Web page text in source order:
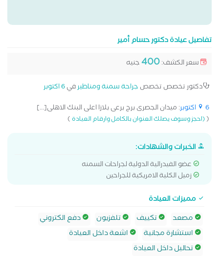
تفاصيل عيادة دكتور حسام أمير
سعر الكشف:400 جنيه
دكتور تخصص تخصص جراحة سمنة ومناظيرفي6 اكتوبر
6 اكتوبر
: ميدان الجصرى برج برعى بلازا اعلى البنك الاهلى[...]
((احجز وسوف يصلك العنوان بالكامل وارقام العيادة)
الخبرات والشهادات:
عضو الفيدرالية الدولية لجراحات السمنه
زميل الكلية الامريكية للجراحين
مميزات العيادة
مصعد
تكييف تلفزيون
دفع الكتروني
استشارة مجانية
اشعة داخل العيادة
تحاليل داخل العيادة